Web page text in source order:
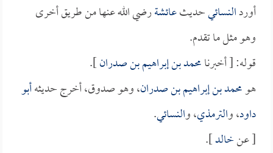
أوردالنسائيحديثعائشةرضي الله عنها من طريق أخرى
وهو مثل ما تقدم.
قوله: [ أخبرنامحمد بن إبراهيم بن صدران].
هومحمد بن إبراهيم بن صدران، وهو صدوق، أخرج حديثهأبو
داود، والترمذي، والنسائي.
[ عنخالد].